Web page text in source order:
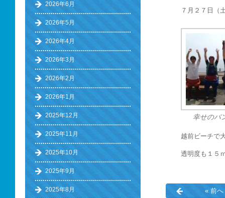
７月２７日（
幸せのバ
越前ビーチで
透明度も１５
« 前へ
2026年6月
2026年5月
2026年4月
2026年3月
2026年2月
2026年1月
2025年12月
2025年11月
2025年10月
2025年9月
2025年8月